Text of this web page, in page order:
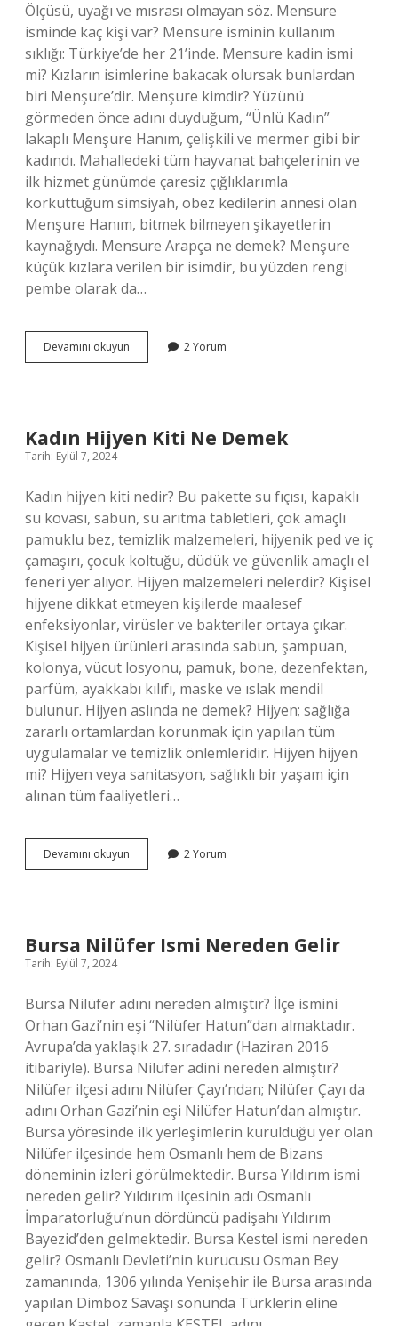
Ölçüsü, uyağı ve mısrası olmayan söz. Mensure
isminde kaç kişi var? Mensure isminin kullanım
sıklığı: Türkiye’de her 21’inde. Mensure kadin ismi
mi? Kızların isimlerine bakacak olursak bunlardan
biri Menşure’dir. Menşure kimdir? Yüzünü
görmeden önce adını duyduğum, “Ünlü Kadın”
lakaplı Menşure Hanım, çelişkili ve mermer gibi bir
kadındı. Mahalledeki tüm hayvanat bahçelerinin ve
ilk hizmet günümde çaresiz çığlıklarımla
korkuttuğum simsiyah, obez kedilerin annesi olan
Menşure Hanım, bitmek bilmeyen şikayetlerin
kaynağıydı. Mensure Arapça ne demek? Menşure
küçük kızlara verilen bir isimdir, bu yüzden rengi
pembe olarak da…
Devamını okuyun Mensure
Ismi
2 Yorum
Kadın Hijyen Kiti Ne Demek
Tarih: Eylül 7, 2024
Kadın hijyen kiti nedir? Bu pakette su fıçısı, kapaklı
su kovası, sabun, su arıtma tabletleri, çok amaçlı
pamuklu bez, temizlik malzemeleri, hijyenik ped ve iç
çamaşırı, çocuk koltuğu, düdük ve güvenlik amaçlı el
feneri yer alıyor. Hijyen malzemeleri nelerdir? Kişisel
hijyene dikkat etmeyen kişilerde maalesef
enfeksiyonlar, virüsler ve bakteriler ortaya çıkar.
Kişisel hijyen ürünleri arasında sabun, şampuan,
kolonya, vücut losyonu, pamuk, bone, dezenfektan,
parfüm, ayakkabı kılıfı, maske ve ıslak mendil
bulunur. Hijyen aslında ne demek? Hijyen; sağlığa
zararlı ortamlardan korunmak için yapılan tüm
uygulamalar ve temizlik önlemleridir. Hijyen hijyen
mi? Hijyen veya sanitasyon, sağlıklı bir yaşam için
alınan tüm faaliyetleri…
Devamını okuyun
Hijyen
2 Yorum
Bursa Nilüfer Ismi Nereden Gelir
Tarih: Eylül 7, 2024
Bursa Nilüfer adını nereden almıştır? İlçe ismini
Orhan Gazi’nin eşi “Nilüfer Hatun”dan almaktadır.
Avrupa’da yaklaşık 27. sıradadır (Haziran 2016
itibariyle). Bursa Nilüfer adini nereden almıştır?
Nilüfer ilçesi adını Nilüfer Çayı’ndan; Nilüfer Çayı da
adını Orhan Gazi’nin eşi Nilüfer Hatun’dan almıştır.
Bursa yöresinde ilk yerleşimlerin kurulduğu yer olan
Nilüfer ilçesinde hem Osmanlı hem de Bizans
döneminin izleri görülmektedir. Bursa Yıldırım ismi
nereden gelir? Yıldırım ilçesinin adı Osmanlı
İmparatorluğu’nun dördüncü padişahı Yıldırım
Bayezid’den gelmektedir. Bursa Kestel ismi nereden
gelir? Osmanlı Devleti’nin kurucusu Osman Bey
zamanında, 1306 yılında Yenişehir ile Bursa arasında
yapılan Dimboz Savaşı sonunda Türklerin eline